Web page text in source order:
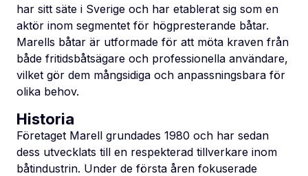
har sitt säte i Sverige och har etablerat sig som en
aktör inom segmentet för högpresterande båtar.
Marells båtar är utformade för att möta kraven från
både fritidsbåtsägare och professionella användare,
vilket gör dem mångsidiga och anpassningsbara för
olika behov.
Historia
Företaget Marell grundades 1980 och har sedan
dess utvecklats till en respekterad tillverkare inom
båtindustrin. Under de första åren fokuserade